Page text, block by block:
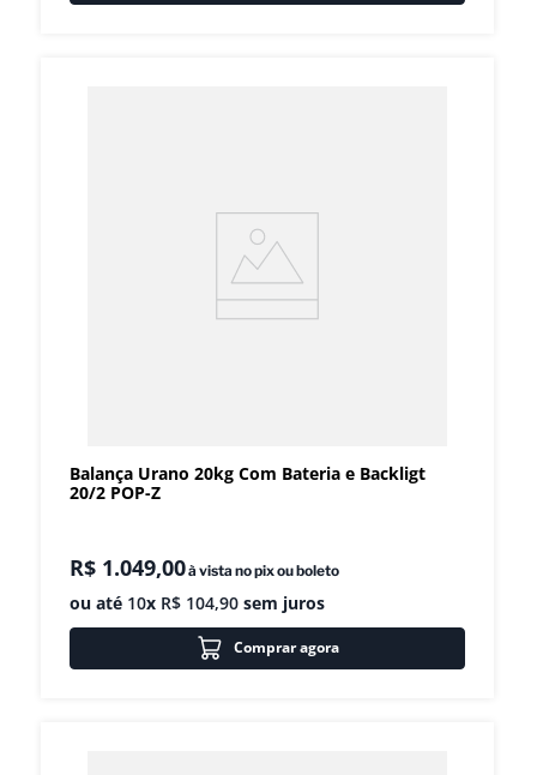
Balança Urano 20kg Com Bateria e Backligt
20/2 POP-Z
R$ 1.049,00à vista no pix ou boleto
ou até 10x R$ 104,90 sem juros
Comprar agora